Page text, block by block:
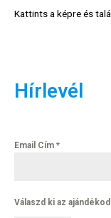
Kattints a képre és
Hírlevél
Email Cím *
Válaszd ki az